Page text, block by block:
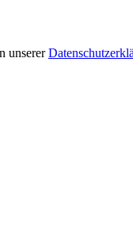
unserer